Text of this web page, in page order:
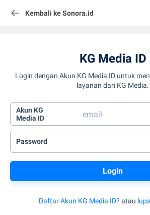
Kembali ke Sonora.id
KG Media ID
Login dengan Akun KG Media ID untuk
layanan dari KG Media.
Akun KG
Media ID
Password
Daftar Akun KG Media ID? atau